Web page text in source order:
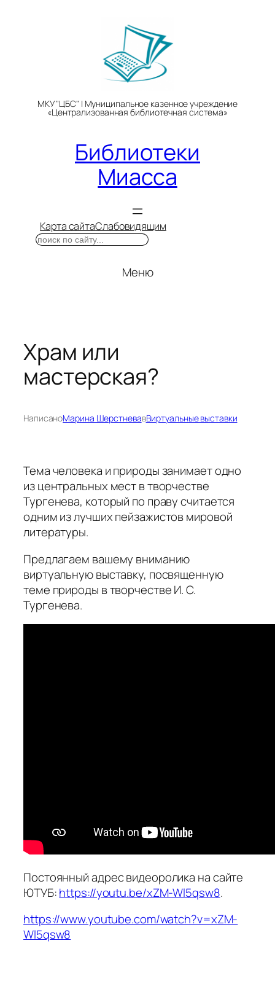
МКУ "ЦБС" | Муниципальное казенное учреждение
«Централизованная библиотечная система»
Библиотеки
Миасса
Карта сайтаСлабовидящим
Поиск
Меню
Храм или
мастерская?
НаписаноМарина ШерстневавВиртуальные выставки
Тема человека и природы занимает одно
из центральных мест в творчестве
Тургенева, который по праву считается
одним из лучших пейзажистов мировой
литературы.
Предлагаем вашему вниманию
виртуальную выставку, посвященную
теме природы в творчестве И. С.
Тургенева.
Постоянный адрес видеоролика на сайте
ЮТУБ:https://youtu.be/xZM-Wl5qsw8.
https://www.youtube.com/watch?v=xZM-
Wl5qsw8